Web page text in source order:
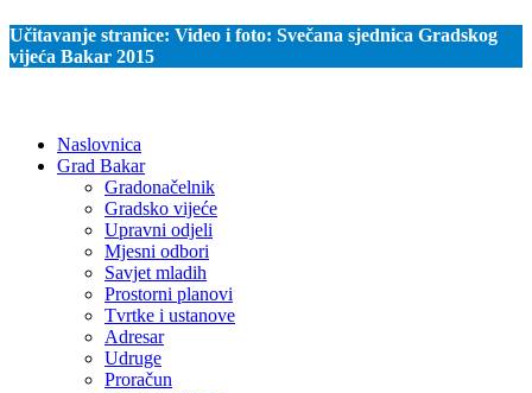
Učitavanje stranice: Video i foto: Svečana sjednica Gradskog
vijeća Bakar 2015
Naslovnica
Grad Bakar
Gradonačelnik
Gradsko vijeće
Upravni odjeli
Mjesni odbori
Savjet mladih
Prostorni planovi
Tvrtke i ustanove
Adresar
Udruge
Proračun